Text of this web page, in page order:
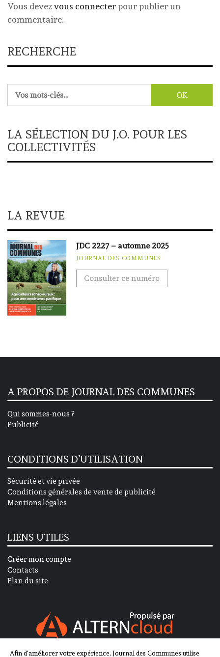
Vous devezvous connecterpour publier un
commentaire.
RECHERCHE
LA SÉLECTION DU J.O. POUR LES
COLLECTIVITÉS
LA REVUE
JDC 2227 – automne 2025
JOURNAL DES COMMUNES
Consulter ce numéro
A PROPOS DE JOURNAL DES COMMUNES
Qui sommes-nous ?
Publicité
CONDITIONS D’UTILISATION
Sécurité et vie privée
Conditions générales de vente de publicité
Mentions légales
LIENS UTILES
Créer mon compte
Contacts
Plan du site
Afin d'améliorer votre expérience, Journal des Communes utilise